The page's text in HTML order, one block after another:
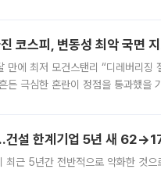
코스피, 변동성 최악 국면
에 최저 모건스탠리 “디레버리징
든 극심한 혼란이 정점을 통과했을
건설 한계기업 5년 새
최근 5년간 전반적으로 악화한 것